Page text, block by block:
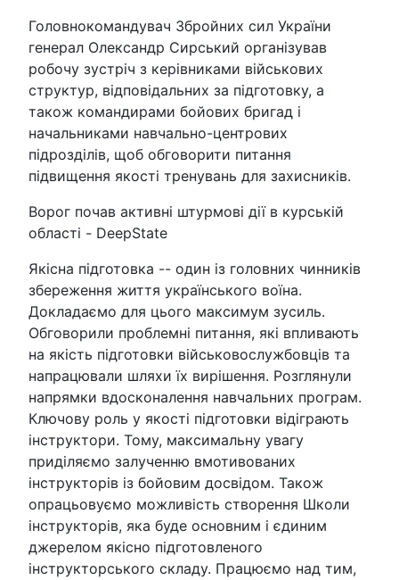
Головнокомандувач Збройних сил України
генерал Олександр Сирський організував
робочу зустріч з керівниками військових
структур, відповідальних за підготовку, а
також командирами бойових бригад і
начальниками навчально-центрових
підрозділів, щоб обговорити питання
підвищення якості тренувань для захисників.
Ворог почав активні штурмові дії в курській
області - DeepState
Якісна підготовка -- один із головних чинників
збереження життя українського воїна.
Докладаємо для цього максимум зусиль.
Обговорили проблемні питання, які впливають
на якість підготовки військовослужбовців та
напрацювали шляхи їх вирішення. Розглянули
напрямки вдосконалення навчальних програм.
Ключову роль у якості підготовки відіграють
інструктори. Тому, максимальну увагу
приділяємо залученню вмотивованих
інструкторів із бойовим досвідом. Також
опрацьовуємо можливість створення Школи
інструкторів, яка буде основним і єдиним
джерелом якісно підготовленого
інструкторського складу. Працюємо над тим,